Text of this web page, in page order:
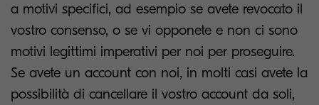
a motivi specifici, ad esempio se avete revocato il
vostro consenso, o se vi opponete e non ci sono
motivi legittimi imperativi per noi per proseguire.
Se avete un account con noi, in molti casi avete la
possibilità di cancellare il vostro account da soli,